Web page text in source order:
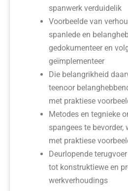
spanwerk verduidelik
Voorbeelde van
spanlede en
gedokumenteer en
geïmplementeer
Die belangrikheid
teenoor
met praktiese
Metodes en tegnieke
span­gees te bevorder,
met praktiese
Deurlopende
tot konstruktiewe en
werkverhoudings